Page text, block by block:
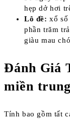
hẹp dở hơi
Lô đề: xổ số
phần trăm
giàu mau
Đánh Giá
miền
Tính bao gồm tất